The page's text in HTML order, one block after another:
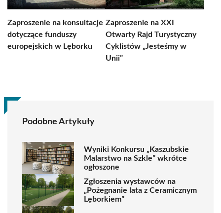
Zaproszenie na konsultacje
dotyczące funduszy
europejskich w Lęborku
Zaproszenie na XXI
Otwarty Rajd Turystyczny
Cyklistów „Jesteśmy w
Unii”
Podobne Artykuły
Wyniki Konkursu „Kaszubskie
Malarstwo na Szkle” wkrótce
ogłoszone
Zgłoszenia wystawców na
„Pożegnanie lata z Ceramicznym
Lęborkiem”